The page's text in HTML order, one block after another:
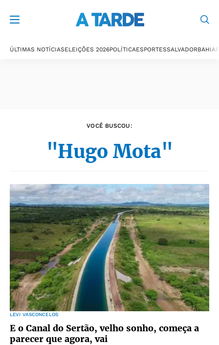
ÚLTIMAS NOTÍCIASELEIÇÕES 2026POLÍTICAESPORTESSALVADORBAHIA
VOCÊ BUSCOU:
"Hugo Mota"
LEVI VASCONCELOS
E o Canal do Sertão, velho sonho, começa a
parecer que agora, vai